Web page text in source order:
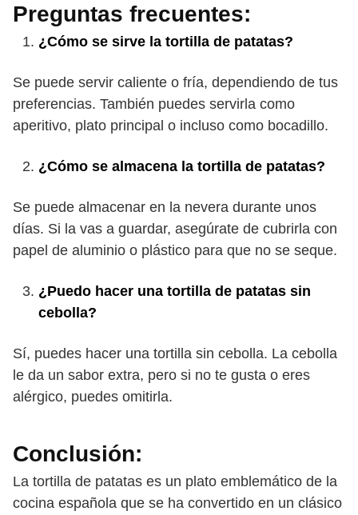
Preguntas frecuentes:
¿Cómo se sirve la tortilla de patatas?
Se puede servir caliente o fría, dependiendo de tus
preferencias. También puedes servirla como
aperitivo, plato principal o incluso como bocadillo.
¿Cómo se almacena la tortilla de patatas?
Se puede almacenar en la nevera durante unos
días. Si la vas a guardar, asegúrate de cubrirla con
papel de aluminio o plástico para que no se seque.
¿Puedo hacer una tortilla de patatas sin
cebolla?
Sí, puedes hacer una tortilla sin cebolla. La cebolla
le da un sabor extra, pero si no te gusta o eres
alérgico, puedes omitirla.
Conclusión:
La tortilla de patatas es un plato emblemático de la
cocina española que se ha convertido en un clásico